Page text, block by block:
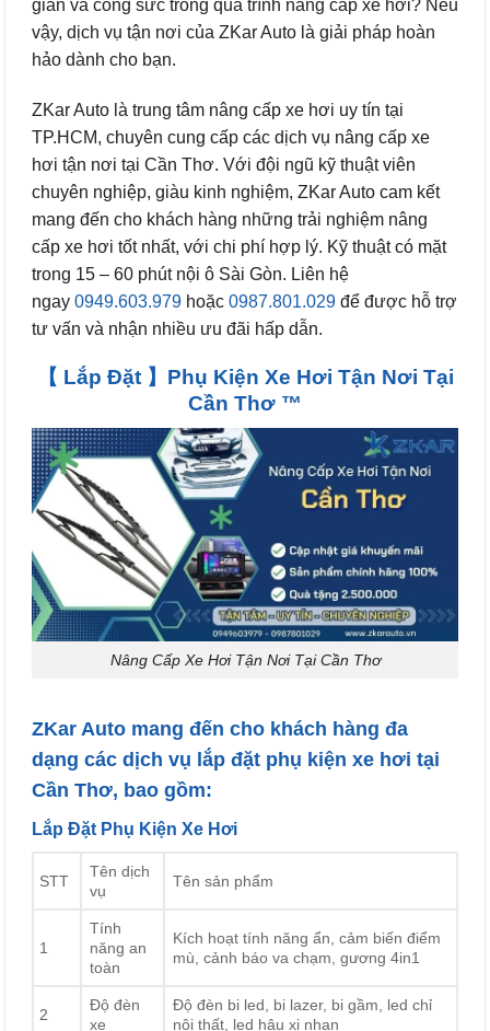
gian và công sức trong quá trình nâng cấp xe hơi? Nếu
vậy, dịch vụ tận nơi của ZKar Auto là giải pháp hoàn
hảo dành cho bạn.
ZKar Auto là trung tâm nâng cấp xe hơi uy tín tại
TP.HCM, chuyên cung cấp các dịch vụ nâng cấp xe
hơi tận nơi tại Cần Thơ. Với đội ngũ kỹ thuật viên
chuyên nghiệp, giàu kinh nghiệm, ZKar Auto cam kết
mang đến cho khách hàng những trải nghiệm nâng
cấp xe hơi tốt nhất, với chi phí hợp lý. Kỹ thuật có mặt
trong 15 – 60 phút nội ô Sài Gòn. Liên hệ
ngay 0949.603.979 hoặc 0987.801.029 để được hỗ trợ
tư vấn và nhận nhiều ưu đãi hấp dẫn.
【 Lắp Đặt 】Phụ Kiện Xe Hơi Tận Nơi Tại
Cần Thơ ™
Nâng Cấp Xe Hơi Tận Nơi Tại Cần Thơ
ZKar Auto mang đến cho khách hàng đa
dạng các dịch vụ lắp đặt phụ kiện xe hơi tại
Cần Thơ, bao gồm:
Lắp Đặt Phụ Kiện Xe Hơi
STT
Tên dịch
vụ
Tên sản phẩm
1
Tính
năng an
toàn
Kích hoạt tính năng ẩn, cảm biến điểm
mù, cảnh báo va chạm, gương 4in1
2
Độ đèn
xe
Độ đèn bi led, bi lazer, bi gầm, led chỉ
nội thất, led hậu xi nhan